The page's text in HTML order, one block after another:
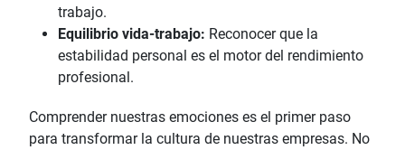
trabajo.
Equilibrio vida-trabajo: Reconocer que la
estabilidad personal es el motor del rendimiento
profesional.
Comprender nuestras emociones es el primer paso
para transformar la cultura de nuestras empresas. No